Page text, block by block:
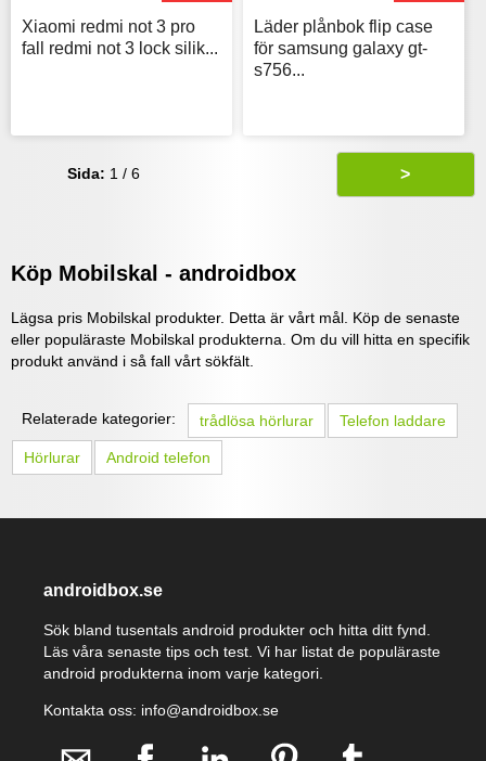
Xiaomi redmi not 3 pro
fall redmi not 3 lock silik...
Läder plånbok flip case
för samsung galaxy gt-
s756...
Sida: 1 / 6 >
Köp Mobilskal - androidbox
Lägsa pris Mobilskal produkter. Detta är vårt mål. Köp de senaste
eller populäraste Mobilskal produkterna. Om du vill hitta en specifik
produkt använd i så fall vårt sökfält.
Relaterade kategorier: trådlösa hörlurar Telefon laddare
Hörlurar Android telefon
androidbox.se
Sök bland tusentals android produkter och hitta ditt fynd.
Läs våra senaste tips och test. Vi har listat de populäraste
android produkterna inom varje kategori.
Kontakta oss: info@androidbox.se